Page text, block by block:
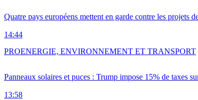
Quatre pays européens mettent en garde contre les projets
14:44
Panneaux solaires et puces : Trump impose 15% de taxes
13:58
PROENERGIE, ENVIRONNEMENT ET TRANSPORT